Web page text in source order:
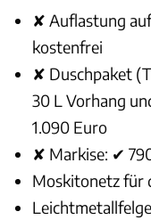
✘ Auflastung
kostenfrei
✘ Duschpaket
30 L Vorhang
1.090 Euro
✘ Markise: ✔
Moskitonetz für